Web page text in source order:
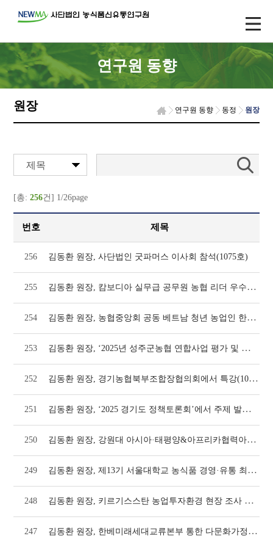
연구원 동향
원장 연구원 동향 동정 원장
제목
[총:256건] 1/26page
번호 제목
256 김동환 원장, 사단법인 굿파머스 이사회 참석(1075호)
255 김동환 원장, 캄보디아 실무급 공무원 농협 리더 우수농가 대상 초청연수에서 강의(1062호
254 김동환 원장, 농협중앙회 공동 베트남 청년 농업인 한국 선진농업 연수 2기 진행(1062호
253 김동환 원장, ‘2025년 성주군농협 연합사업 평가 및 워크숍’에서 특강(1058호)
252 김동환 원장, 경기농협북부조합장협의회에서 특강(1058호)
251 김동환 원장, ‘2025 경기도 정책토론회’에서 주제 발표(1056호)
250 김동환 원장, 강원대 아시아·태평양&아프리카협력아카데미에서 강의(1054호)
249 김동환 원장, 제13기 서울대학교 농식품 경영·유통 최고위과정 해외현장교육 인솔(1052호
248 김동환 원장, 키르기스스탄 농업투자환경 현장 조사 다녀와(1050호)
247 김동환 원장, 한베미래세대교류본부 통한 다문화가정 정착 지원 교육 실시(1046호)